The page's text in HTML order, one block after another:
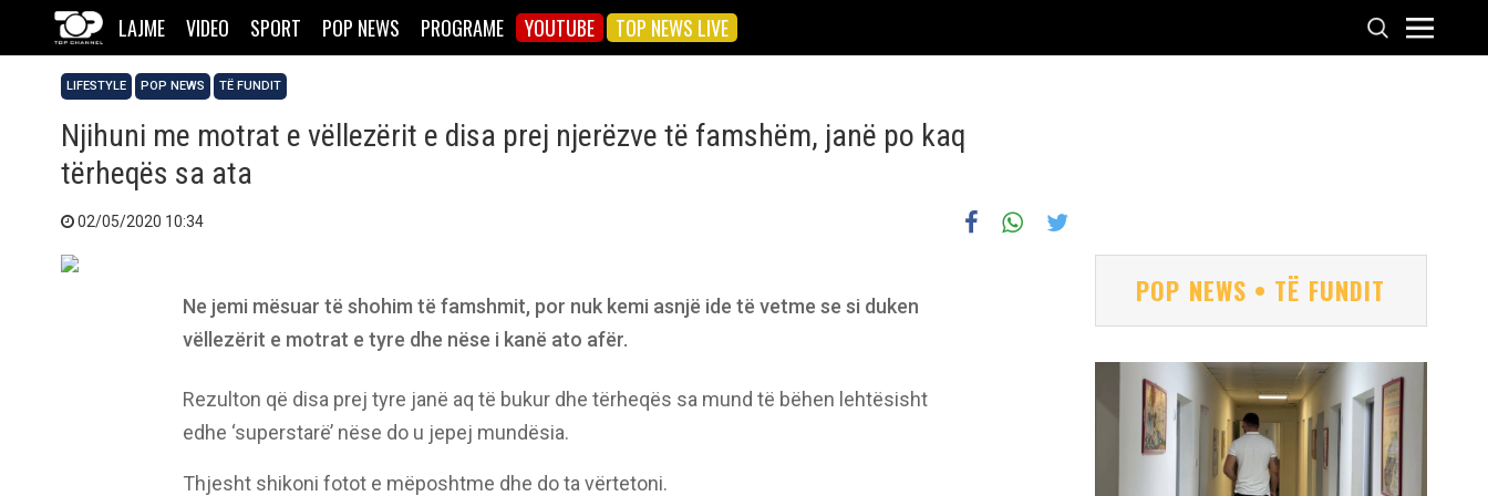
LAJME VIDEO SPORT POP NEWS PROGRAME YOUTUBE TOP NEWS LIVE
LIFESTYLE POP NEWS TË FUNDIT
Njihuni me motrat e vëllezërit e disa prej njerëzve të famshëm, janë po kaq
tërheqës sa ata
02/05/2020 10:34
Ne jemi mësuar të shohim të famshmit, por nuk kemi asnjë ide të vetme se si duken
vëllezërit e motrat e tyre dhe nëse i kanë ato afër.
Rezulton që disa prej tyre janë aq të bukur dhe tërheqës sa mund të bëhen lehtësisht
edhe ‘superstarë’ nëse do u jepej mundësia.
Thjesht shikoni fotot e mëposhtme dhe do ta vërtetoni.
POP NEWS • TË FUNDIT